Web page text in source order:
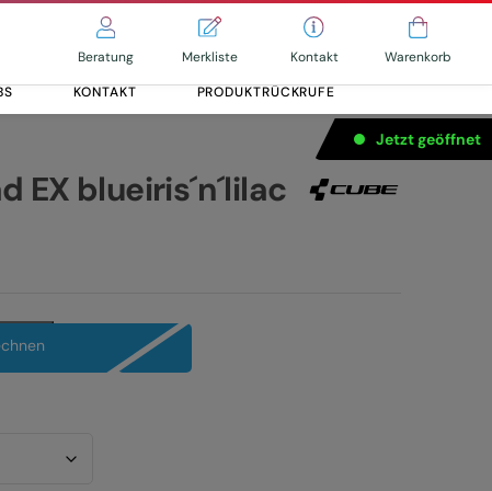
Beratung Merkliste Kontakt
Warenkorb
KONTAKT PRODUKTRÜCKRUFE
Jetzt geöffnet
EX blueiris´n´lilac